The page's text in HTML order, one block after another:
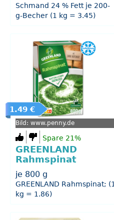
Schmand 24 % Fett je 200-
g-Becher (1 kg = 3.45)
1.49 €
Bild: www.penny.de
Spare 21%
GREENLAND
Rahmspinat
je 800 g
GREENLAND Rahmspinat; (1
kg = 1.86)